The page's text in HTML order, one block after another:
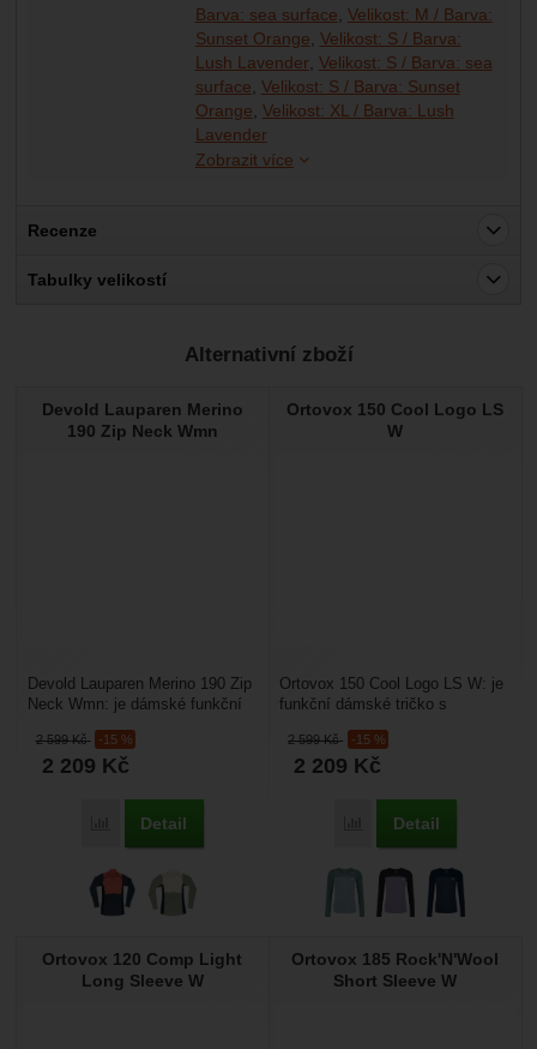
Barva: sea surface Velikost: M / Barva:
Sunset Orange Velikost: S / Barva:
Lush Lavender Velikost: S / Barva: sea
surface Velikost: S / Barva: Sunset
Orange Velikost: XL / Barva: Lush
LavenderVelikost: XL / Barva: sea surface
Velikost: XL / Barva: Sunset Orange
Zobrazit více
Recenze
Nebyla přidána žádná recenze.
Tabulky velikostí
Alternativní zboží
Devold Lauparen Merino
190 Zip Neck Wmn
2 599Kč -15 %
2 209 Kč
Porovnat
Detail
Devold Lauparen Merino 190 Zip
Neck Wmn: je dámské funkční
vlny o gramáži...
Ortovox 150 Cool Logo LS
W
2 599Kč -15 %
2 209 Kč
Porovnat
Detail
Ortovox 150 Cool Logo LS W: je
funkční dámské tričko s
kvalitní vlny Merino...
Ortovox 120 Comp Light
Long Sleeve W
Ortovox 185 Rock'N'Wool
Short Sleeve W